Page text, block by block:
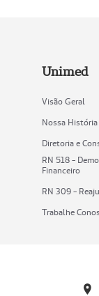
Unimed
Visão Geral
Nossa História
Diretoria e
RN 518 -
Financeiro
RN 309 -
Trabalhe